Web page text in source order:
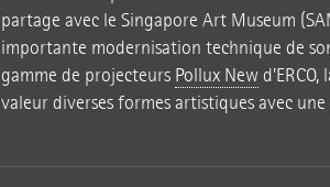
partage avec le Singapore Art Museum
importante modernisation technique de
gamme de projecteurs Pollux New
valeur diverses formes artistiques avec